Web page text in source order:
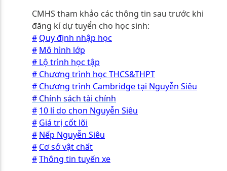
CMHS tham khảo các thông tin sau trước khi
đăng kí dự tuyển cho học sinh:
# Quy định nhập học
# Mô hình lớp
# Lộ trình học tập
# Chương trình học THCS&THPT
# Chương trình Cambridge tại Nguyễn Siêu
# Chính sách tài chính
# 10 lí do chọn Nguyễn Siêu
# Giá trị cốt lõi
# Nếp Nguyễn Siêu
# Cơ sở vật chất
#Thông tin tuyến xe